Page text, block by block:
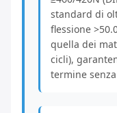
standard di
flessione
quella dei
cicli),
termine